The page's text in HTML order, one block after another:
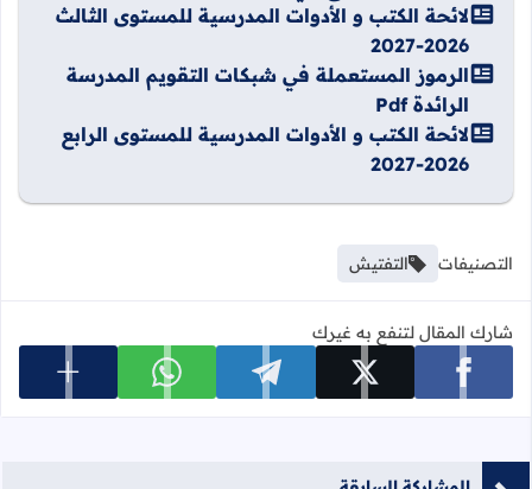
لائحة الكتب و الأدوات المدرسية للمستوى الثالث
2026-2027
الرموز المستعملة في شبكات التقويم المدرسة
الرائدة Pdf
لائحة الكتب و الأدوات المدرسية للمستوى الرابع
2026-2027
التصنيفات التفتيش
شارك المقال لتنفع به غيرك
شارك على facebook شارك على x شارك على telegram شارك على whatsapp عرض